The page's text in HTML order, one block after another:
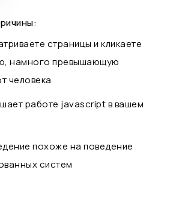
страницы и кликаете
намного превышающую
человека
работе javascript в вашем
похоже на поведение
систем